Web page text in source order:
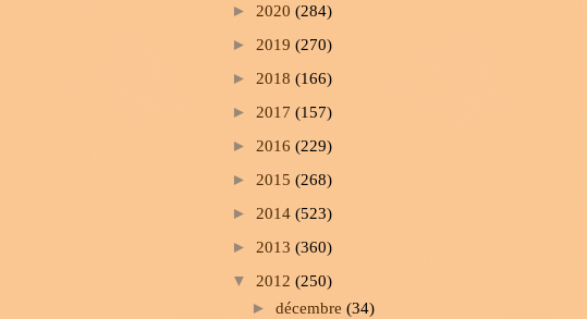
► 2020 (284)
► 2019 (270)
► 2018 (166)
► 2017 (157)
► 2016 (229)
► 2015 (268)
► 2014 (523)
► 2013 (360)
▼ 2012 (250)
► décembre (34)